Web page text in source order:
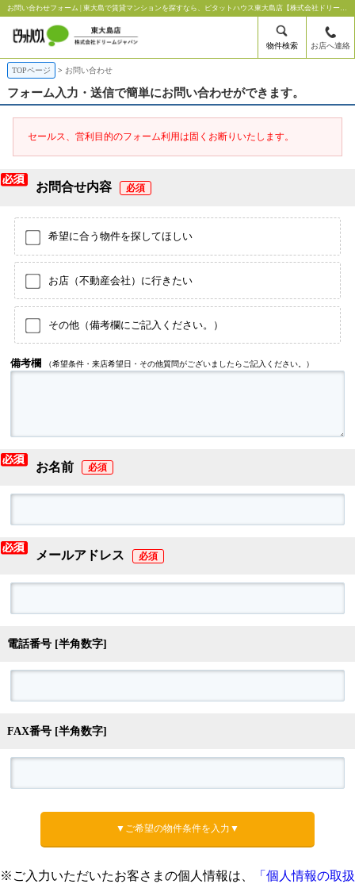
お問い合わせフォーム | 東大島で賃貸マンションを探すなら、ピタットハウス東大島店【株式会社ドリームジャパン】にお任せください。東大島の賃貸マンションを中心に新築や中古物件などこだわりの条件で検索できます。アパートや駐車場、売買物件もご案内しておりますのでお気軽にお問合わせください。
物件検索 お店へ連絡
TOPページ お問い合わせ
フォーム入力・送信で簡単にお問い合わせができます。
セールス、営利目的のフォーム利用は固くお断りいたします。
お問合せ内容
希望に合う物件を探してほしい
お店（不動産会社）に行きたい
その他（備考欄にご記入ください。）
備考欄 （希望条件・来店希望日・その他質問がございましたらご記入ください。）
お名前
メールアドレス
電話番号 [半角数字]
FAX番号 [半角数字]
▼ご希望の物件条件を入力▼
※ご入力いただいたお客さまの個人情報は、
「個人情報の取扱